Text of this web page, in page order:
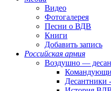
Видео
Фотогалерея
Песни о ВДВ
Книги
Добавить запись
Российская армия
Воздушно —
Десантники